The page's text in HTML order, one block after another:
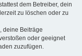
dem Betreiber, dein
zu löschen oder zu
deine Beiträge
oder geeignet
zuzufügen.